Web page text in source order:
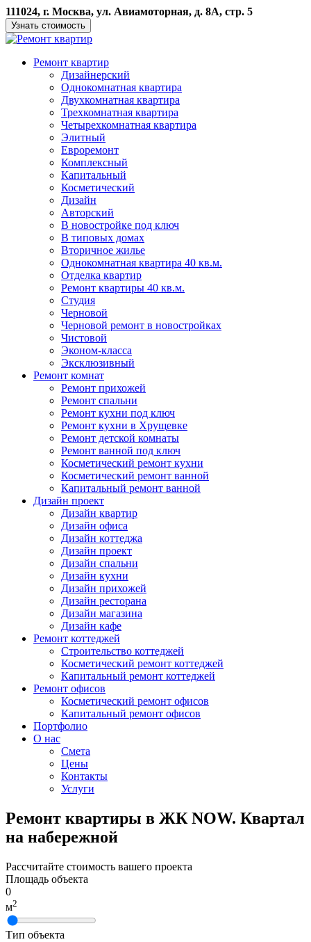
111024, г. Москва, ул. Авиамоторная, д. 8А, стр. 5
Узнать стоимость
Ремонт квартир
Дизайнерский
Однокомнатная квартира
Двухкомнатная квартира
Трехкомнатная квартира
Четырехкомнатная квартира
Элитный
Евроремонт
Комплексный
Капитальный
Косметический
Дизайн
Авторский
В новостройке под ключ
В типовых домах
Вторичное жилье
Однокомнатная квартира 40 кв.м.
Отделка квартир
Ремонт квартиры 40 кв.м.
Студия
Черновой
Черновой ремонт в новостройках
Чистовой
Эконом-класса
Эксклюзивный
Ремонт комнат
Ремонт прихожей
Ремонт спальни
Ремонт кухни под ключ
Ремонт кухни в Хрущевке
Ремонт детской комнаты
Ремонт ванной под ключ
Косметический ремонт кухни
Косметический ремонт ванной
Капитальный ремонт ванной
Дизайн проект
Дизайн квартир
Дизайн офиса
Дизайн коттеджа
Дизайн проект
Дизайн спальни
Дизайн кухни
Дизайн прихожей
Дизайн ресторана
Дизайн магазина
Дизайн кафе
Ремонт коттеджей
Строительство коттеджей
Косметический ремонт коттеджей
Капитальный ремонт коттеджей
Ремонт офисов
Косметический ремонт офисов
Капитальный ремонт офисов
Портфолио
О нас
Смета
Цены
Контакты
Услуги
Ремонт квартиры в ЖК NOW. Квартал
на набережной
Рассчитайте стоимость вашего проекта
Площадь объекта
0
м2
Тип объекта